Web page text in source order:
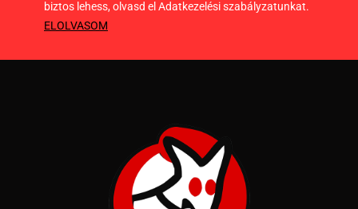
biztos lehess, olvasd el Adatkezelési szabályzatunkat.
ELOLVASOM